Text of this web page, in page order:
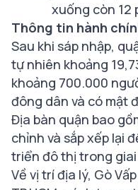
xuống còn 12
Thông tin hành
Sau khi sáp nhập,
tự nhiên khoảng
khoảng 700.000
đông dân và có mật
Địa bàn quận bao
chỉnh và sắp xếp lại
triển đô thị trong giai
Về vị trí địa lý, Gò